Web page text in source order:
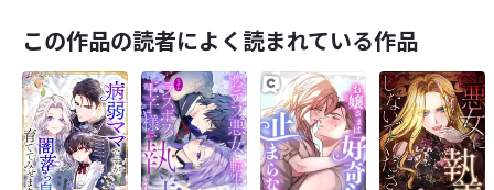
この作品の読者によく読まれている作品